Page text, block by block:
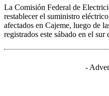
La Comisión Federal de
restablecer el suministro
afectados en Cajeme, luego de
registrados este sábado en el sur
-